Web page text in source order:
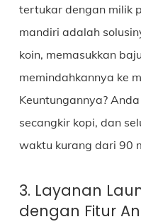
tertukar dengan milik
mandiri adalah
koin, memasukkan
memindahkannya ke
Keuntungannya?
secangkir kopi, dan
waktu kurang dari 90
3. Layanan
dengan Fitur